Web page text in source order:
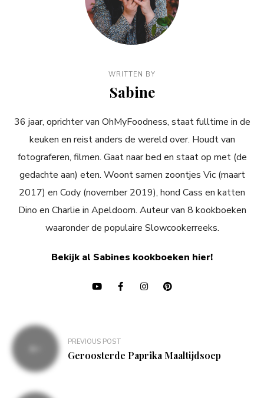
WRITTEN BY
Sabine
36 jaar, oprichter van OhMyFoodness, staat fulltime in de
keuken en reist anders de wereld over. Houdt van
fotograferen, filmen. Gaat naar bed en staat op met (de
gedachte aan) eten. Woont samen zoontjes Vic (maart
2017) en Cody (november 2019), hond Cass en katten
Dino en Charlie in Apeldoorn. Auteur van 8 kookboeken
waaronder de populaire Slowcookerreeks.
Bekijk al Sabines kookboeken hier!
Bericht
navigatie
PREVIOUS POST
Geroosterde Paprika Maaltijdsoep